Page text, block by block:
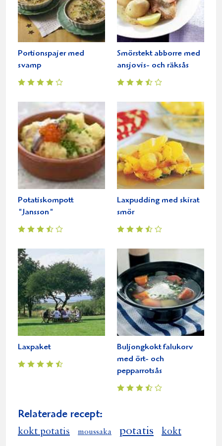
Portionspajer med
svamp
Smörstekt abborre med
ansjovis- och räksås
Potatiskompott
"Jansson"
Laxpudding med skirat
smör
Laxpaket
Buljongkokt falukorv
med ört- och
pepparrotsås
Relaterade recept:
kokt potatis moussaka potatis kokt